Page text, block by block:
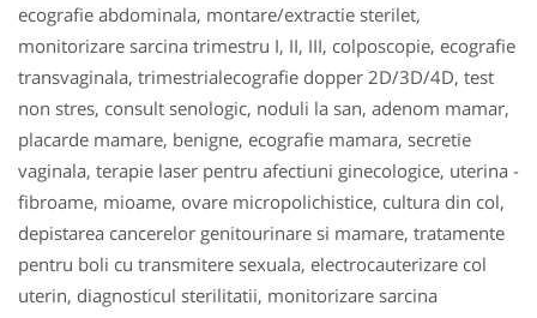
ecografie abdominala, montare/extractie sterilet,
monitorizare sarcina trimestru I, II, III, colposcopie, ecografie
transvaginala, trimestrialecografie dopper 2D/3D/4D, test
non stres, consult senologic, noduli la san, adenom mamar,
placarde mamare, benigne, ecografie mamara, secretie
vaginala, terapie laser pentru afectiuni ginecologice, uterina -
fibroame, mioame, ovare micropolichistice, cultura din col,
depistarea cancerelor genitourinare si mamare, tratamente
pentru boli cu transmitere sexuala, electrocauterizare col
uterin, diagnosticul sterilitatii, monitorizare sarcina